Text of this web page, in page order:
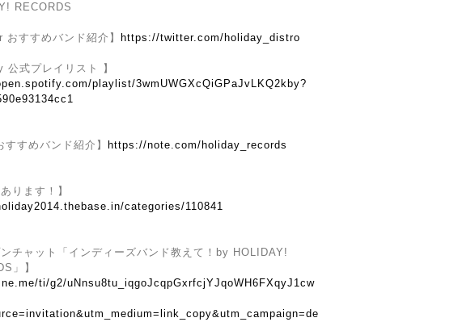
RECORDS
おすすめバンド紹介】 https://twitter.com/holiday_distro
公式プレイリスト 】
playlist/3wmUWGXcQiGPaJvLKQ2kby?
すすめバンド紹介】 https://note.com/holiday_records
ります！】
categories/110841
ンチャット「インディーズバンド教えて！by HOLIDAY!
」】
ti/g2/uNnsu8tu_iqgoJcqpGxrfcjYJqoWH6FXqyJ1cw